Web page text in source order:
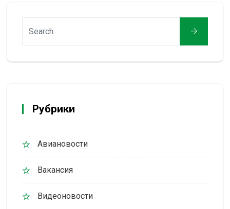
Рубрики
Авиановости
Вакансия
Видеоновости